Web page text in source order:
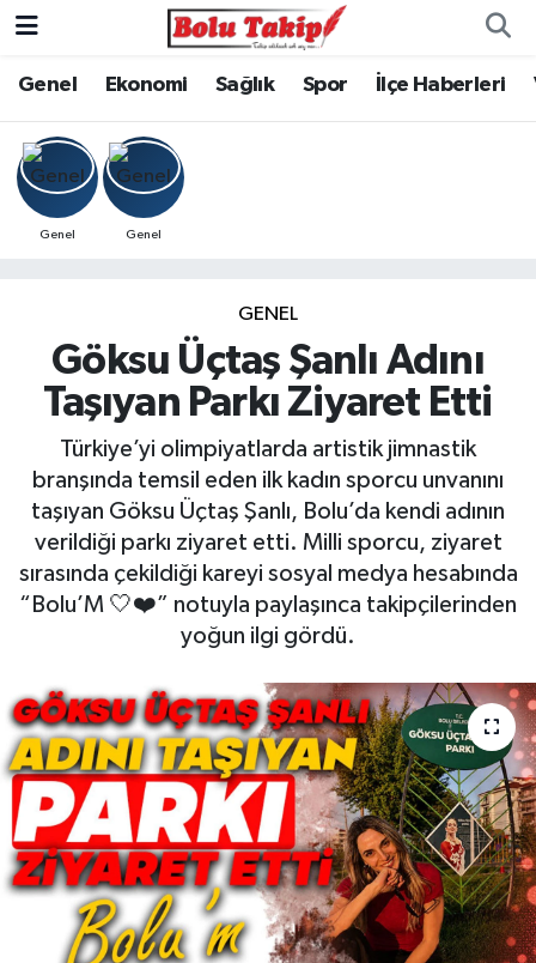
Genel Ekonomi Sağlık Spor İlçe Haberleri
Genel Genel
GENEL
Göksu Üçtaş Şanlı Adını
Taşıyan Parkı Ziyaret Etti
Türkiye’yi olimpiyatlarda artistik jimnastik
branşında temsil eden ilk kadın sporcu unvanını
taşıyan Göksu Üçtaş Şanlı, Bolu’da kendi adının
verildiği parkı ziyaret etti. Milli sporcu, ziyaret
sırasında çekildiği kareyi sosyal medya hesabında
“Bolu’M 🤍❤️” notuyla paylaşınca takipçilerinden
yoğun ilgi gördü.